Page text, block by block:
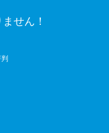
せん！